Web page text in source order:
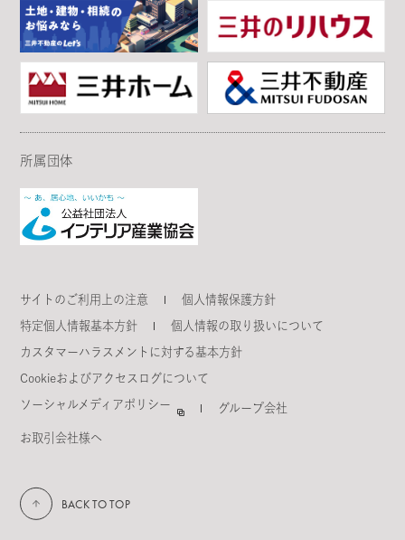
所属団体
サイトのご利用上の注意 個人情報保護方針
特定個人情報基本方針 個人情報の取り扱いについて
カスタマーハラスメントに対する基本方針
Cookieおよびアクセスログについて
ソーシャルメディアポリシー グループ会社
お取引会社様へ
BACK TO TOP